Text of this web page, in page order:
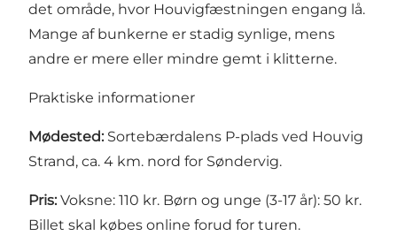
det område, hvor Houvigfæstningen engang lå.
Mange af bunkerne er stadig synlige, mens
andre er mere eller mindre gemt i klitterne.
Praktiske informationer
Mødested: Sortebærdalens P-plads ved Houvig
Strand, ca. 4 km. nord for Søndervig.
Pris: Voksne: 110 kr. Børn og unge (3-17 år): 50 kr.
Billet skal købes online forud for turen.